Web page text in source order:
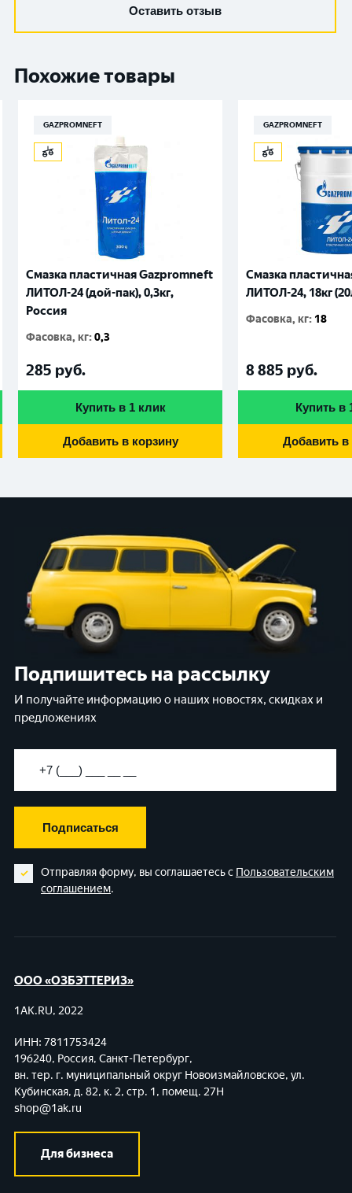
Оставить отзыв
Похожие товары
GAZPROMNEFT
Смазка пластичная Gazpromneft
ЛИТОЛ-24 (дой-пак), 0,3кг,
Россия
Фасовка, кг:0,3
285 руб.
Купить в 1 клик
Добавить в корзину
GAZPROMNEFT
Смазка
ЛИТОЛ-24, 18кг
Фасовка, кг: 18
8 885 руб.
Купить в
Добавить в
Подпишитесь на рассылку
И получайте информацию о наших новостях, скидках и
предложениях
Подписаться
Отправляя форму, вы соглашаетесь с Пользовательским
соглашением.
ООО «ОЗБЭТТЕРИЗ»
1AK.RU, 2022
ИНН: 7811753424
196240, Россия, Санкт-Петербург,
вн. тер. г. муниципальный округ Новоизмайловское, ул.
Кубинская, д. 82, к. 2, стр. 1, помещ. 27Н
shop@1ak.ru
Для бизнеса